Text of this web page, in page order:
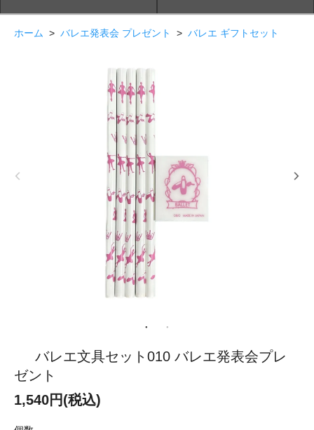
ホーム > バレエ発表会 プレゼント > バレエ ギフトセット
バレエ文具セット010 バレエ発表会プレ
ゼント
1,540円(税込)